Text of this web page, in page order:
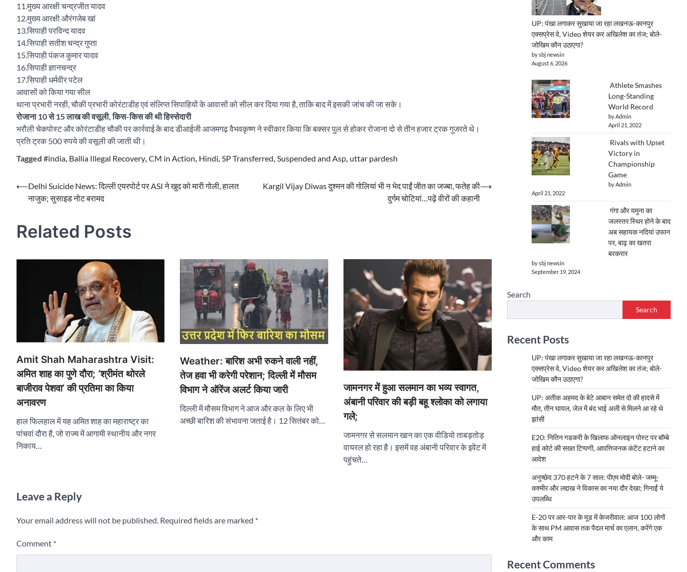
11.मुख्य आरक्षी चन्द्रजीत यादव
12.मुख्य आरक्षी औरंगजेब खां
13.सिपाही परविन्द यादव
14.सिपाही सतीश चन्द्र गुप्ता
15.सिपाही पंकज कुमार यादव
16.सिपाही ज्ञानचन्द्र
17.सिपाही धर्मवीर पटेल
आवासों को किया गया सील
थाना प्रभारी नरही, चौकी प्रभारी कोरंटाडीह एवं संलिप्त सिपाहियों के आवासों को सील कर दिया गया है, ताकि बाद में इसकी जांच की जा सके।
रोजाना 10 से 15 लाख की वसूली, किस-किस की थी हिस्सेदारी
भरौली चेकपोस्ट और कोरंटाडीह चौकी पर कार्रवाई के बाद डीआईजी आजमगढ़ वैभवकृष्ण ने स्वीकार किया कि बक्सर पुल से होकर रोजाना दो से तीन हजार ट्रक गुजरते थे।
प्रति ट्रक 500 रुपये की वसूली की जाती थी।
Tagged #india Ballia Illegal Recovery CM in Action Hindi SP Transferred Suspended and Asp uttar pardesh
Post
navigation
⟵Delhi Suicide News: दिल्ली एयरपोर्ट पर ASI ने खुद को मारी गोली, हालत
नाजुक; सुसाइड नोट बरामद
Kargil Vijay Diwas दुश्मन की गोलियां भी न भेद पाईं जीत का जज्बा, फतेह की
दुर्गम चोटियां…पढ़ें वीरों की कहानी
⟶
Related Posts
Amit Shah Maharashtra Visit:
अमित शाह का पुणे दौरा; ‘श्रीमंत थोरले
बाजीराव पेशवा’ की प्रतिमा का किया
अनावरण
हाल फिलहाल में यह अमित शाह का महाराष्ट्र का
पांचवां दौरा है, जो राज्य में आगामी स्थानीय और नगर
निकाय…
Weather: बारिश अभी रुकने वाली नहीं,
तेज हवा भी करेगी परेशान; दिल्ली में मौसम
विभाग ने ऑरेंज अलर्ट किया जारी
दिल्ली में मौसम विभाग ने आज और कल के लिए भी
अच्छी बारिश की संभावना जताई है। 12 सितंबर को…
जामनगर में हुआ सलमान का भव्य स्वागत,
अंबानी परिवार की बड़ी बहू श्लोका को लगाया
गले;
जामनगर से सलमान खान का एक वीडियो ताबड़तोड़
वायरल हो रहा है। इसमें वह अंबानी परिवार के इवेंट में
पहुंचते…
Leave a Reply
Your email address will not be published. Required fields are marked *
Comment *
UP: पंखा लगाकर सुखाया जा रहा लखनऊ-कानपुर
एक्सप्रेस वे, Video शेयर कर अखिलेश का तंज; बोले-
जोखिम कौन उठाएगा?
by sbj newsin
August 6, 2026
Athlete Smashes
Long-Standing
World Record
by Admin
April 21, 2022
Rivals with Upset
Victory in
Championship
Game
by Admin
April 21, 2022
गंगा और यमुना का
जलस्तर स्थिर होने के बाद
अब सहायक नदियां उफान
पर, बाढ़ का खतरा
बरकरार
by sbj newsin
September 19, 2024
Search
Search
Recent Posts
UP: पंखा लगाकर सुखाया जा रहा लखनऊ-कानपुर
एक्सप्रेस वे, Video शेयर कर अखिलेश का तंज; बोले-
जोखिम कौन उठाएगा?
UP: अतीक अहमद के बेटे आबान समेत दो की हादसे में
मौत, तीन घायल, जेल में बंद भाई अली से मिलने आ रहे थे
झांसी
E20: नितिन गडकरी के खिलाफ ऑनलाइन पोस्ट पर बॉम्बे
हाई कोर्ट की सख्त टिप्पणी, आपत्तिजनक कंटेंट हटाने का
आदेश
अनुच्छेद 370 हटने के 7 साल: पीएम मोदी बोले- जम्मू-
कश्मीर और लद्दाख ने विकास का नया दौर देखा; गिनाईं ये
उपलब्धि
E-20 पर आर-पार के मूड में केजरीवाल: आज 100 लोगों
के साथ PM आवास तक पैदल मार्च का एलान, करेंगे एक
और काम
Recent Comments